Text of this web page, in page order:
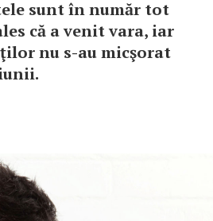
sunt în număr tot
că a venit vara, iar
nu s-au micşorat